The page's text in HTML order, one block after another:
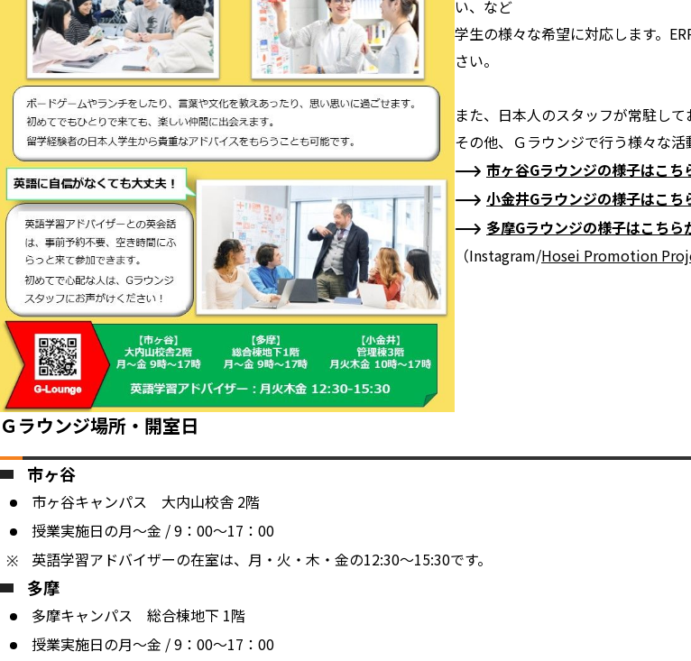
い、など
学生の様々な希望に対応します。
さい。
また、日本人のスタッフが常駐して
その他、Ｇラウンジで行う様々な
市ヶ谷Gラウンジの様子はこち
小金井Gラウンジの様子はこち
多摩Gラウンジの様子はこちら
（Instagram/Hosei Promotion
Ｇラウンジ場所・開室日
市ヶ谷
市ヶ谷キャンパス 大内山校舎 2階
授業実施日の月～金 / 9：00～17：00
英語学習アドバイザーの在室は、月・火・木・金の12:30～15:30です。
多摩
多摩キャンパス 総合棟地下 1階
授業実施日の月～金 / 9：00～17：00